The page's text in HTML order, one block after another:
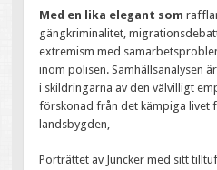
Med en lika elegant som
gängkriminalitet,
extremism med
inom polisen. Samhällsanalysen
i skildringarna av den välvilligt
förskonad från det kämpiga livet
landsbygden,
Porträttet av Juncker med sitt